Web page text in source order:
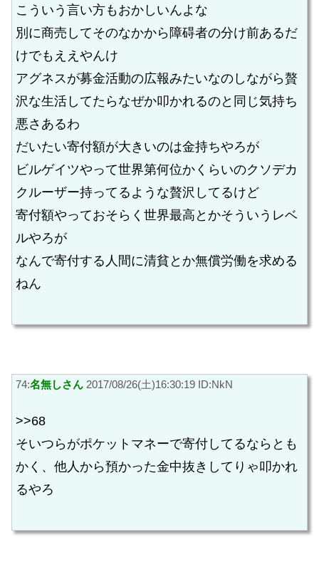
こういう言い方もおかしいんよな
別に商売してそのなかから障碍者の分け前あるだ
けでもええやんけ
アグネスが募金活動の広報みたいなのしながら贅
沢な生活してたらなぜか叩かれるのと同じ気持ち
悪さあるわ
だいたい寄付額が大きいのは金持ちやろが
ビルゲイツやって世界第何位かくらいのクソデカ
クルーザー持ってるような贅沢してるけど
寄付額やっておそらく世界最高とかそういうレベ
ルやろが
なんで寄付する人間に清貧とか無償労働を求める
ねん
74:名無しさん 2017/08/26(土)16:30:19 ID:NkN
>>68
そいつらがポケットマネーで寄付してるならとも
かく、他人から預かった金中抜きしてりゃ叩かれ
るやろ